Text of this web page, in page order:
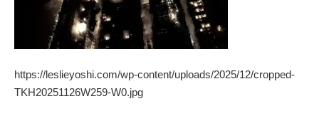
https://leslieyoshi.com/wp-content/uploads/2025/12/cropped-
TKH20251126W259-W0.jpg